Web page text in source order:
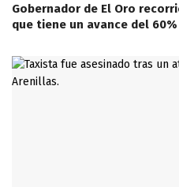
Gobernador de El Oro
que tiene un avance del 60%